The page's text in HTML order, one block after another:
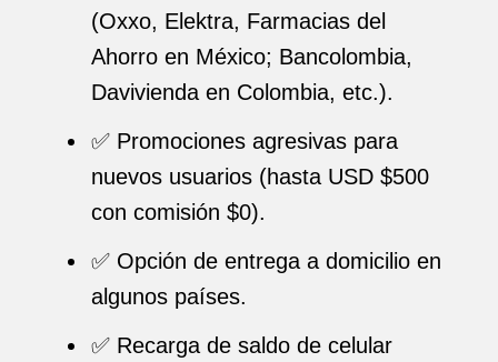
(Oxxo, Elektra, Farmacias del
Ahorro en México; Bancolombia,
Davivienda en Colombia, etc.).
✅ Promociones agresivas para
nuevos usuarios (hasta USD $500
con comisión $0).
✅ Opción de entrega a domicilio en
algunos países.
✅ Recarga de saldo de celular